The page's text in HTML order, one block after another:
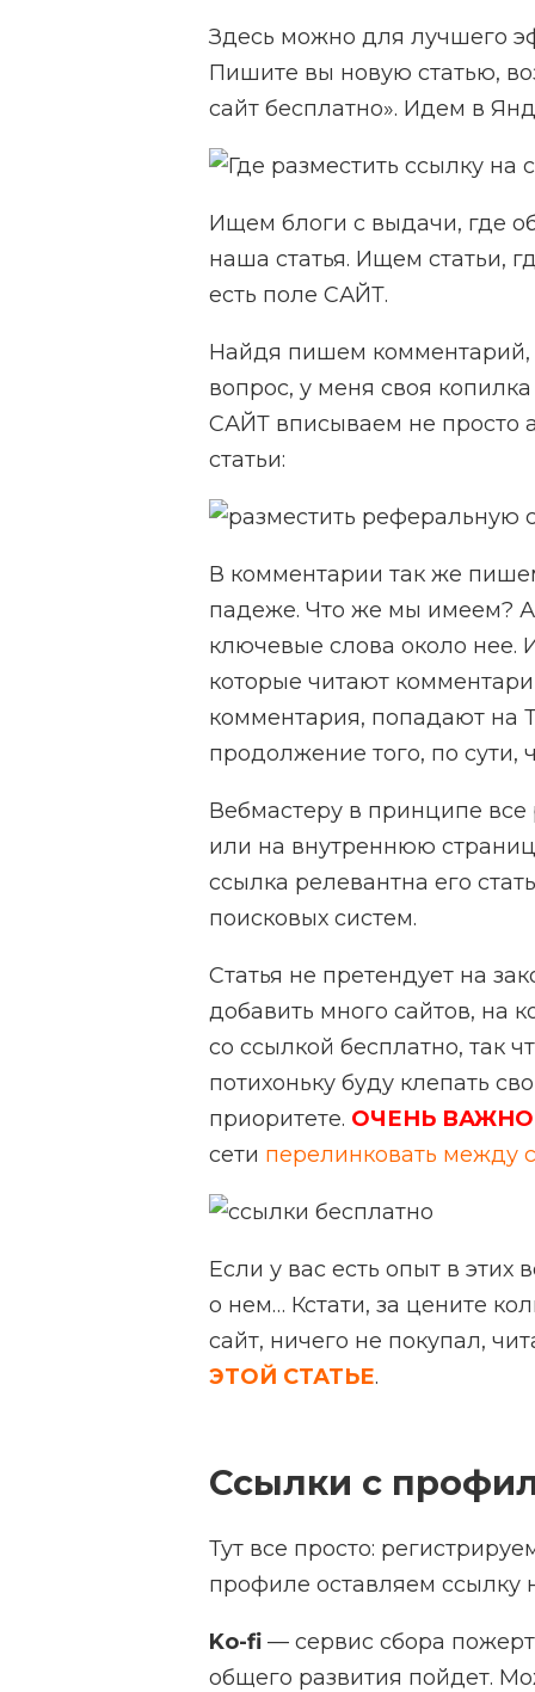
Здесь можно для лучшего
Пишите вы новую статью,
сайт бесплатно». Идем в
Ищем блоги с выдачи, где
наша статья. Ищем статьи,
есть поле САЙТ.
Найдя пишем комментарий,
вопрос, у меня своя
САЙТ вписываем не просто
статьи:
В комментарии так же
падеже. Что же мы имеем?
ключевые слова около нее.
которые читают
комментария, попадают
продолжение того, по сути,
Вебмастеру в принципе
или на внутреннюю
ссылка релевантна его
поисковых систем.
Статья не претендует на
добавить много сайтов, на
со ссылкой бесплатно, так
потихоньку буду клепать
приоритете. ОЧЕНЬ ВАЖНО
сети перелинковать между
Если у вас есть опыт в этих
о нем… Кстати, за цените
сайт, ничего не покупал,
ЭТОЙ СТАТЬЕ.
Ссылки с
Тут все просто:
профиле оставляем ссылку
Ko-fi — сервис сбора
общего развития пойдет.